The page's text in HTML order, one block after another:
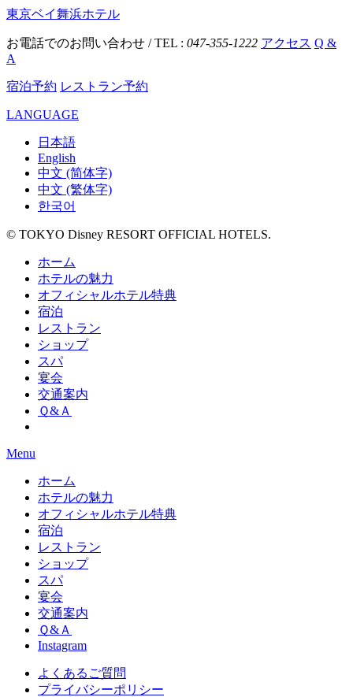
東京ベイ舞浜ホテル
お電話でのお問い合わせ / TEL : 047-355-1222 アクセス Q &
A
宿泊予約 レストラン予約
LANGUAGE
日本語
English
中文 (简体字)
中文 (繁体字)
한국어
© TOKYO Disney RESORT OFFICIAL HOTELS.
ホーム
ホテルの魅力
オフィシャルホテル特典
宿泊
レストラン
ショップ
スパ
宴会
交通案内
Ｑ&Ａ
Menu
ホーム
ホテルの魅力
オフィシャルホテル特典
宿泊
レストラン
ショップ
スパ
宴会
交通案内
Ｑ&Ａ
Instagram
よくあるご質問
プライバシーポリシー